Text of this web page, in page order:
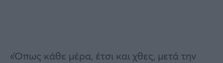
«Όπως κάθε μέρα, έτσι και χθες, μετά την